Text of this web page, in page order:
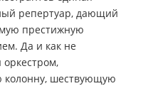
репертуар, дающий
престижную
Да и как не
оркестром,
колонну, шествующую